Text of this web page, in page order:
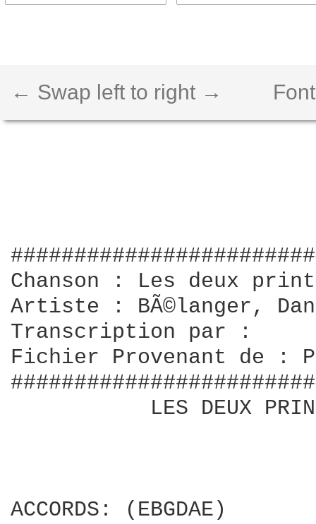
← Swap left to right →
Chanson : Les deux
Artiste : BÃ©langer,
Transcription par :
Fichier Provenant de :
LES DEUX
ACCORDS: (EBGDAE)